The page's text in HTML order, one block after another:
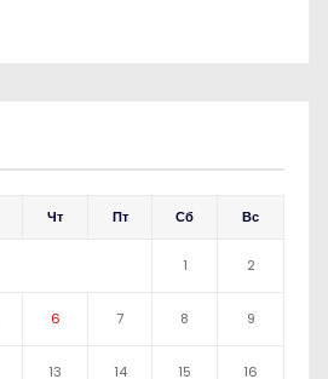
Чт Пт Сб Вс
1 2
6 7 8 9
13 14 15 16